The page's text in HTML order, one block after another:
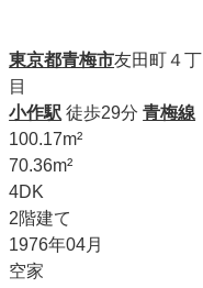
東京都青梅市友田町４丁
目
小作駅 徒歩29分青梅線
100.17m²
70.36m²
4DK
2階建て
1976年04月
空家